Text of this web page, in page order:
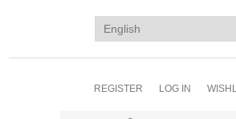
REGISTER LOG IN